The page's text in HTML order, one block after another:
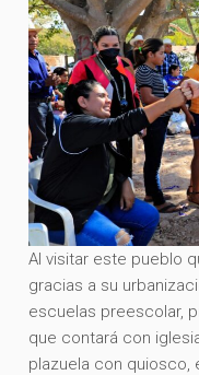
Al visitar este pueblo
gracias a su
escuelas preescolar,
que contará con
plazuela con quiosco,